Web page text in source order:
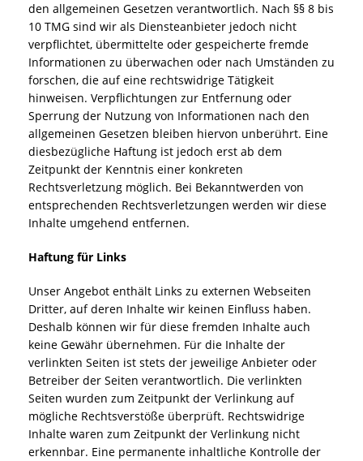
den allgemeinen Gesetzen verantwortlich. Nach §§ 8 bis
10 TMG sind wir als Diensteanbieter jedoch nicht
verpflichtet, übermittelte oder gespeicherte fremde
Informationen zu überwachen oder nach Umständen zu
forschen, die auf eine rechtswidrige Tätigkeit
hinweisen. Verpflichtungen zur Entfernung oder
Sperrung der Nutzung von Informationen nach den
allgemeinen Gesetzen bleiben hiervon unberührt. Eine
diesbezügliche Haftung ist jedoch erst ab dem
Zeitpunkt der Kenntnis einer konkreten
Rechtsverletzung möglich. Bei Bekanntwerden von
entsprechenden Rechtsverletzungen werden wir diese
Inhalte umgehend entfernen.
Haftung für Links
Unser Angebot enthält Links zu externen Webseiten
Dritter, auf deren Inhalte wir keinen Einfluss haben.
Deshalb können wir für diese fremden Inhalte auch
keine Gewähr übernehmen. Für die Inhalte der
verlinkten Seiten ist stets der jeweilige Anbieter oder
Betreiber der Seiten verantwortlich. Die verlinkten
Seiten wurden zum Zeitpunkt der Verlinkung auf
mögliche Rechtsverstöße überprüft. Rechtswidrige
Inhalte waren zum Zeitpunkt der Verlinkung nicht
erkennbar. Eine permanente inhaltliche Kontrolle der